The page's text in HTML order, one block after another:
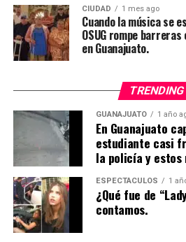
CIUDAD 1 mes ago
Cuando la música se
OSUG rompe
en Guanajuato.
TRENDING
GUANAJUATO 1 año
En Guanajuato
estudiante casi
la policía y estos
ESPECTÁCULOS 1
¿Qué fue de
contamos.